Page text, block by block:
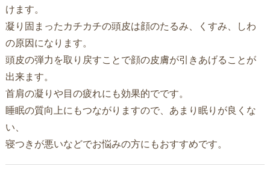
けます。
凝り固まったカチカチの頭皮は顔のたるみ、くすみ、しわ
の原因になります。
頭皮の弾力を取り戻すことで顔の皮膚が引きあげることが
出来ます。
首肩の凝りや目の疲れにも効果的でです。
睡眠の質向上にもつながりますので、あまり眠りが良くな
い、
寝つきが悪いなどでお悩みの方にもおすすめです。